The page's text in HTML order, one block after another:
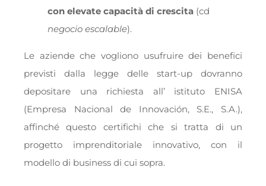
con elevate capacità di crescita(cd
negocio escalable).
Le aziende che vogliono usufruire dei benefici
previsti dalla legge delle start-up dovranno
depositare una richiesta all’ istituto ENISA
(Empresa Nacional de Innovación, S.E., S.A.),
affinché questo certifichi che si tratta di un
progetto imprenditoriale innovativo, con il
modello di business di cui sopra.